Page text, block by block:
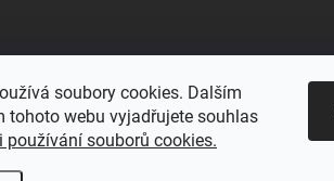
soubory cookies. Dalším
tohoto webu vyjadřujete souhlas
používání souborů cookies.